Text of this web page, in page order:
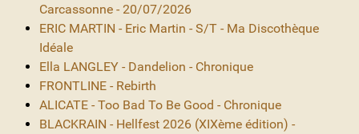
Carcassonne - 20/07/2026
ERIC MARTIN - Eric Martin - S/T - Ma Discothèque
Idéale
Ella LANGLEY - Dandelion - Chronique
FRONTLINE - Rebirth
ALICATE - Too Bad To Be Good - Chronique
BLACKRAIN - Hellfest 2026 (XIXème édition) -